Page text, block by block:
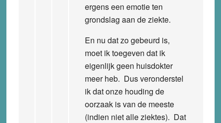
ergens een emotie ten
grondslag aan de ziekte.
En nu dat zo gebeurd is,
moet ik toegeven dat ik
eigenlijk geen huisdokter
meer heb. Dus veronderstel
ik dat onze houding de
oorzaak is van de meeste
(indien niet alle ziektes). Dat